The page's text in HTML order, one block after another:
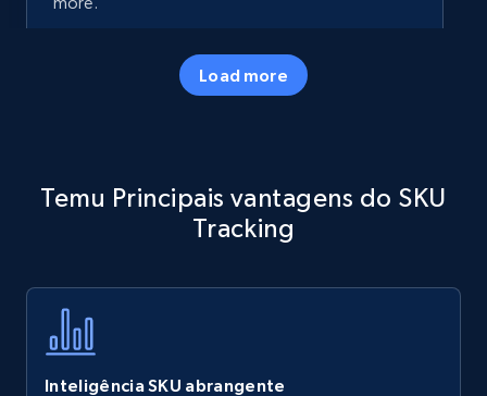
5.7K+ Comece agora
specific keywords
Title, Seller name, Brand, Description, Initial
Load more
Temu Principais vantagens do SKU
Tracking
Inteligência SKU abrangente